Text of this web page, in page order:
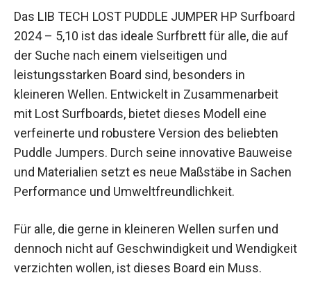
Surfboard 2024 – 5,10 ist das ideale Surfbrett für
alle, die auf der Suche nach einem vielseitigen
und leistungsstarken Board sind, besonders in
kleineren Wellen. Entwickelt in Zusammenarbeit
mit Lost Surfboards, bietet dieses Modell eine
verfeinerte und robustere Version des beliebten
Puddle Jumpers. Durch seine innovative
Bauweise und Materialien setzt es neue
Maßstäbe in Sachen Performance und
Umweltfreundlichkeit.
Für alle, die gerne in kleineren Wellen surfen und
dennoch nicht auf Geschwindigkeit und
Wendigkeit verzichten wollen, ist dieses Board